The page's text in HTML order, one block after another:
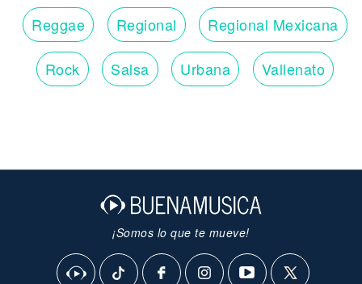
Reggae Regional Regional Mexicana
Rock Salsa Urbana Vallenato
¡Somos lo que te mueve!